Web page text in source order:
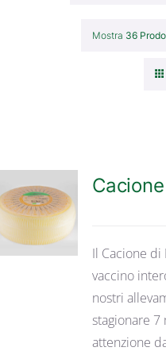
Mostra 36
DETTAGLI
Il Cacione
vaccino
nostri
stagionare
attenzione